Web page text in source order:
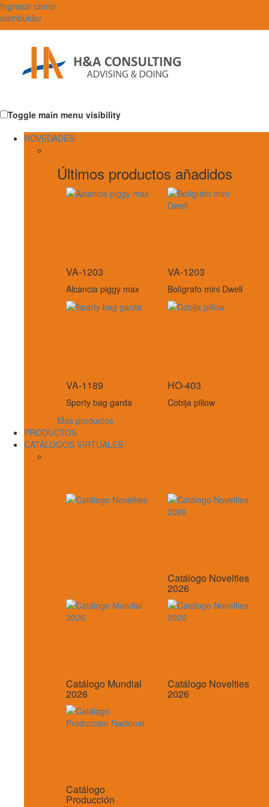
Ingresar como
distribuidor
Toggle main menu visibility
NOVEDADES
Últimos productos añadidos
VA-1203
Alcancia piggy max
VA-1203
Bolígrafo mini Dwell
VA-1189
Sporty bag garda
HO-403
Cobija pillow
Más productos
PRODUCTOS
CATÁLOGOS VIRTUALES
Catálogo Novelties
2026
Catálogo Mundial
2026
Catálogo Novelties
2026
Catálogo
Producción